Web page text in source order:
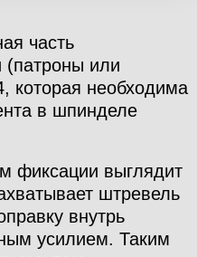
часть
(патроны или
которая необходима
в шпинделе
фиксации выглядит
штревель
внутрь
усилием. Таким